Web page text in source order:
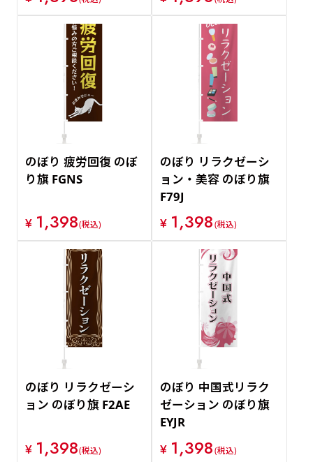
のぼり 疲労回復 のぼ
り旗 FGNS
¥ 1,398(税込)
のぼり リラクゼーシ
ョン・美容 のぼり旗
F79J
¥ 1,398(税込)
のぼり リラクゼーシ
ョン のぼり旗 F2AE
¥ 1,398(税込)
のぼり 中国式リラク
ゼーション のぼり旗
EYJR
¥ 1,398(税込)